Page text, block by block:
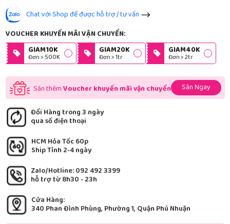
Chat với Shop để được hỗ trợ / tư vấn
VOUCHER KHUYẾN MÃI VẬN CHUYỂN:
GIAM10K
Đơn > 500K
GIAM20K
Đơn > 1tr
GIAM40K
Đơn > 2tr
Săn thêmVoucher khuyến mãi vận chuyển Săn Ngay
Đổi Hàng trong 3 ngày
qua số điện thoại
HCM Hỏa Tốc 60p
Ship Tỉnh 2-4 ngày
Zalo/Hotline: 092 492 3399
hỗ trợ từ 8h30 - 23h
Cửa Hàng:
340 Phan Đình Phùng, Phường 1, Quận Phú Nhuận